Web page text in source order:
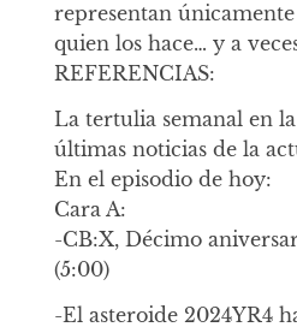
representan
quien los hace… y a
REFERENCIAS:
La tertulia semanal en
últimas noticias de la
En el episodio de hoy:
Cara A:
-CB:X, Décimo
(5:00)
-El asteroide 2024YR4